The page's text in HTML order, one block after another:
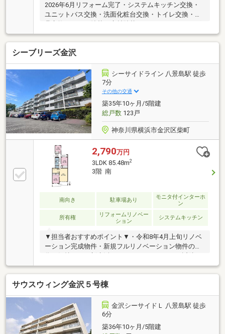
2026年6月リフォーム完了・システムキッチン交換・
ユニットバス交換・洗面化粧台交換・トイレ交換・建
具交換・クロス貼替・床材貼替・ハウスクリーニング
シーブリーズ金沢
シーサイドライン 八景島駅 徒歩
7分
その他の交通
築35年10ヶ月/5階建
総戸数123戸
神奈川県横浜市金沢区柴町
2,790万円
3LDK 85.48m2
3階 南
南向き 駐車場あり
モニタ付インターホ
ン
所有権
リフォームリノベー
ション
システムキッチン
▼担当者おすすめポイント▼・令和8年4月上旬リノベ
ーション完成物件・新規フルリノベーション物件の
八景島シーパラダイスやコストコなどあり・周辺環境
が平坦で自転車でもお出かけが楽です・自然豊かな環
境【皆様のお問い合わせお待ちしております】お問い
合わせ・見学予約は「資料請求をする」「見学予約す
る」をクリックもしくはフリーダイヤル0120-45-3633
までお気軽にご連絡ください！
サウスウィング金沢５号棟
金沢シーサイドＬ 八景島駅 徒歩
6分
築36年10ヶ月/5階建